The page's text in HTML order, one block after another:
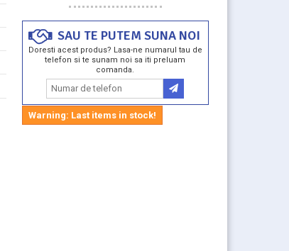
SAU TE PUTEM SUNA NOI
Doresti acest produs? Lasa-ne numarul tau de
telefon si te sunam noi sa iti preluam
comanda.
Warning: Last items in stock!